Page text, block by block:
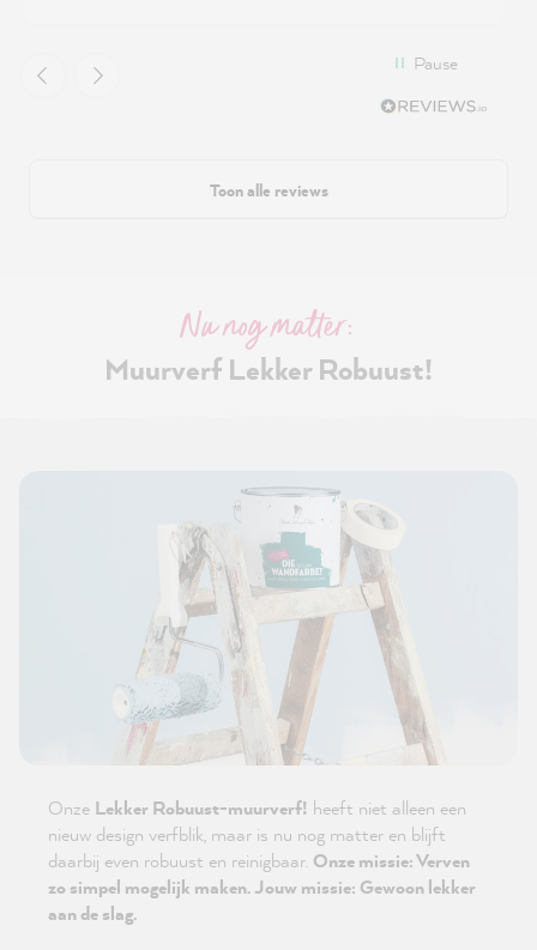
Pause
Toon alle reviews
Nu nog matter:
Muurverf Lekker Robuust!
Onze Lekker Robuust-muurverf! heeft niet alleen een
nieuw design verfblik, maar is nu nog matter en blijft
daarbij even robuust en reinigbaar. Onze missie: Verven
zo simpel mogelijk maken. Jouw missie: Gewoon lekker
aan de slag.